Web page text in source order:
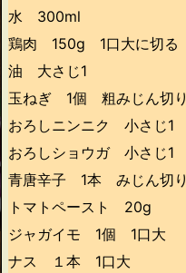
水 300ml
鶏肉 150g 1口大に切る
油 大さじ1
玉ねぎ 1個 粗みじん切り
おろしニンニク 小さじ1
おろしショウガ 小さじ1
青唐辛子 1本 みじん切り
トマトペースト 20g
ジャガイモ 1個 1口大
ナス １本 1口大